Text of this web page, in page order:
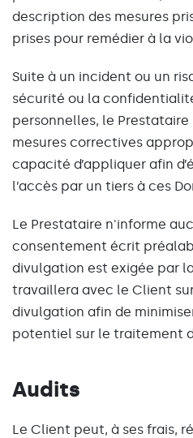
description des mesures
prises pour remédier à la
Suite à un incident ou un
sécurité ou la
personnelles, le
mesures correctives
capacité d’appliquer afin
l’accès par un tiers à ces
Le Prestataire n'informe
consentement écrit
divulgation est exigée par
travaillera avec le Client
divulgation afin de
potentiel sur le traitement
Audits
Le Client peut, à ses frais,